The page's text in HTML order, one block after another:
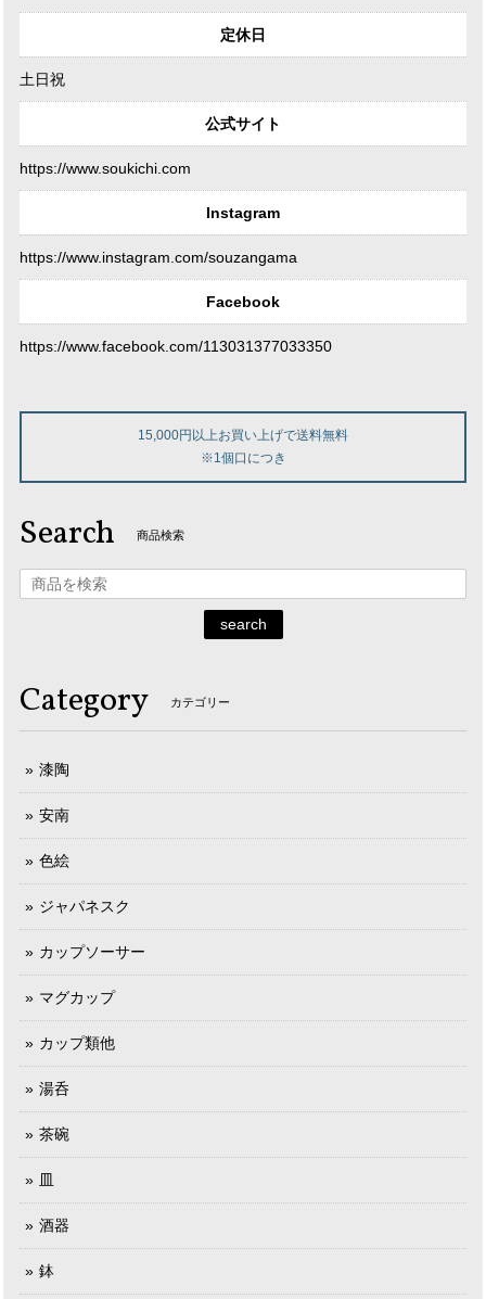
定休日
土日祝
公式サイト
https://www.soukichi.com
Instagram
https://www.instagram.com/souzangama
Facebook
https://www.facebook.com/113031377033350
15,000円以上お買い上げで送料無料
※1個口につき
Search 商品検索
search
Category カテゴリー
漆陶
安南
色絵
ジャパネスク
カップソーサー
マグカップ
カップ類他
湯呑
茶碗
皿
酒器
鉢